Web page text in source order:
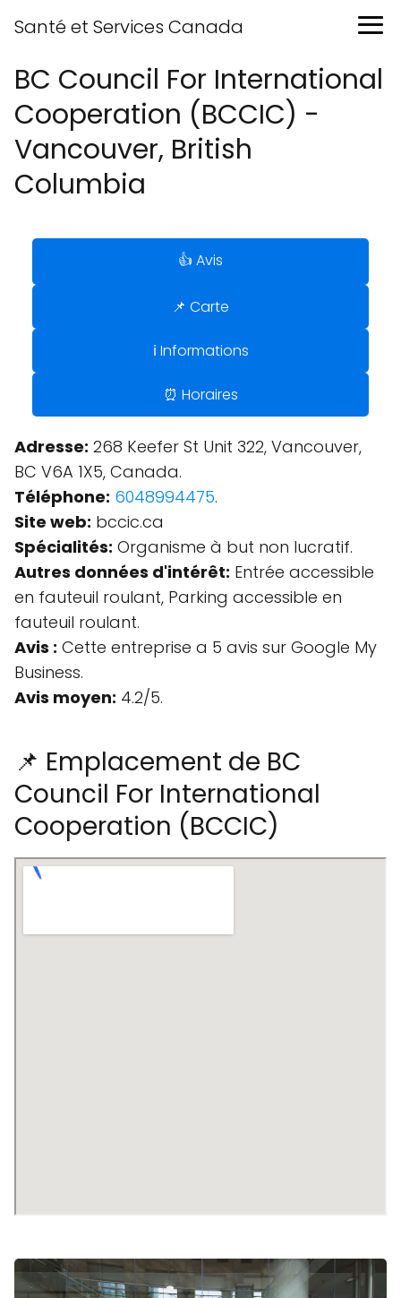
Santé et Services Canada
BC Council For International
Cooperation (BCCIC) -
Vancouver, British
Columbia
👍 Avis
📌 Carte
ℹ️ Informations
⏰ Horaires
Adresse: 268 Keefer St Unit 322, Vancouver,
BC V6A 1X5, Canada.
Téléphone: 6048994475.
Site web: bccic.ca
Spécialités: Organisme à but non lucratif.
Autres données d'intérêt: Entrée accessible
en fauteuil roulant, Parking accessible en
fauteuil roulant.
Avis : Cette entreprise a 5 avis sur Google My
Business.
Avis moyen: 4.2/5.
📌 Emplacement de BC
Council For International
Cooperation (BCCIC)